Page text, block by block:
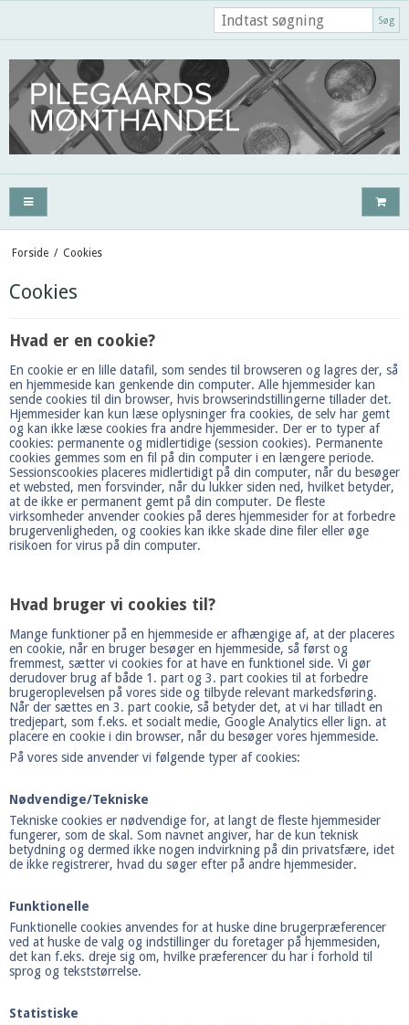
Søg
Forside / Cookies
Cookies
Hvad er en cookie?
En cookie er en lille datafil, som sendes til browseren og lagres der, så
en hjemmeside kan genkende din computer. Alle hjemmesider kan
sende cookies til din browser, hvis browserindstillingerne tillader det.
Hjemmesider kan kun læse oplysninger fra cookies, de selv har gemt
og kan ikke læse cookies fra andre hjemmesider. Der er to typer af
cookies: permanente og midlertidige (session cookies). Permanente
cookies gemmes som en fil på din computer i en længere periode.
Sessionscookies placeres midlertidigt på din computer, når du besøger
et websted, men forsvinder, når du lukker siden ned, hvilket betyder,
at de ikke er permanent gemt på din computer. De fleste
virksomheder anvender cookies på deres hjemmesider for at forbedre
brugervenligheden, og cookies kan ikke skade dine filer eller øge
risikoen for virus på din computer.
Hvad bruger vi cookies til?
Mange funktioner på en hjemmeside er afhængige af, at der placeres
en cookie, når en bruger besøger en hjemmeside, så først og
fremmest, sætter vi cookies for at have en funktionel side. Vi gør
derudover brug af både 1. part og 3. part cookies til at forbedre
brugeroplevelsen på vores side og tilbyde relevant markedsføring.
Når der sættes en 3. part cookie, så betyder det, at vi har tilladt en
tredjepart, som f.eks. et socialt medie, Google Analytics eller lign. at
placere en cookie i din browser, når du besøger vores hjemmeside.
På vores side anvender vi følgende typer af cookies:
Nødvendige/Tekniske
Tekniske cookies er nødvendige for, at langt de fleste hjemmesider
fungerer, som de skal. Som navnet angiver, har de kun teknisk
betydning og dermed ikke nogen indvirkning på din privatsfære, idet
de ikke registrerer, hvad du søger efter på andre hjemmesider.
Funktionelle
Funktionelle cookies anvendes for at huske dine brugerpræferencer
ved at huske de valg og indstillinger du foretager på hjemmesiden,
det kan f.eks. dreje sig om, hvilke præferencer du har i forhold til
sprog og tekststørrelse.
Statistiske